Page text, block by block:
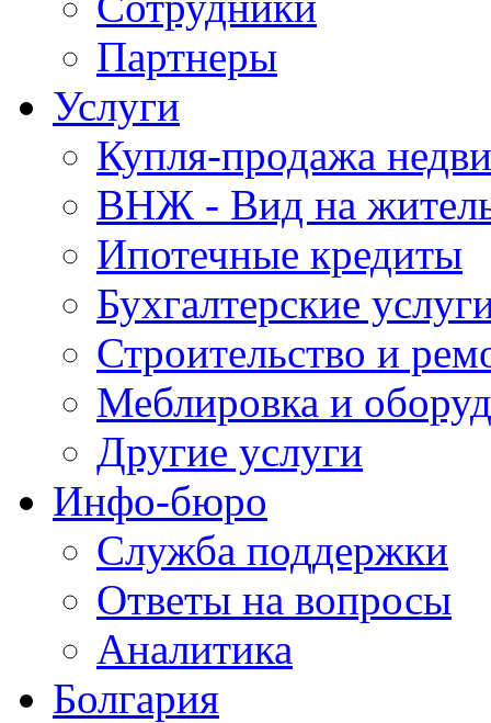
Партнеры
Услуги
Купля-продажа
ВНЖ - Вид на
Ипотечные кредиты
Бухгалтерские
Строительство и
Меблировка и
Другие услуги
Инфо-бюро
Служба поддержки
Ответы на вопросы
Аналитика
Болгария